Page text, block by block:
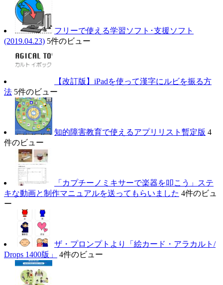
フリーで使える学習ソフト･支援ソフト
(2019.04.23) 5件のビュー
【改訂版】iPadを使って漢字にルビを振る方
法 5件のビュー
知的障害教育で使えるアプリリスト暫定版 4
件のビュー
「カプチーノミキサーで楽器を叩こう」ステ
キな動画と制作マニュアルを送ってもらいました 4件のビュ
ー
ザ・プロンプトより「絵カード・アラカルト/
Drops 1400版」
4件のビュー